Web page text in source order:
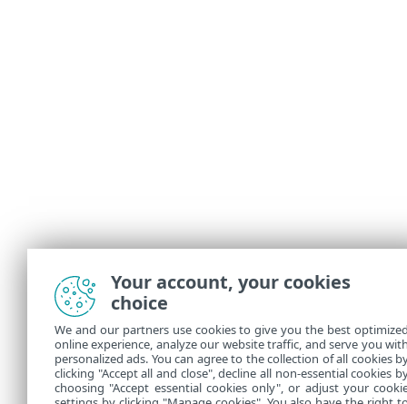
Your account, your cookies
choice
We and our partners use cookies to give you the best
online experience, analyze our website traffic, and serve you
personalized ads. You can agree to the collection of all cookies
clicking "Accept all and close", decline all non-essential cookies
choosing "Accept essential cookies only", or adjust your